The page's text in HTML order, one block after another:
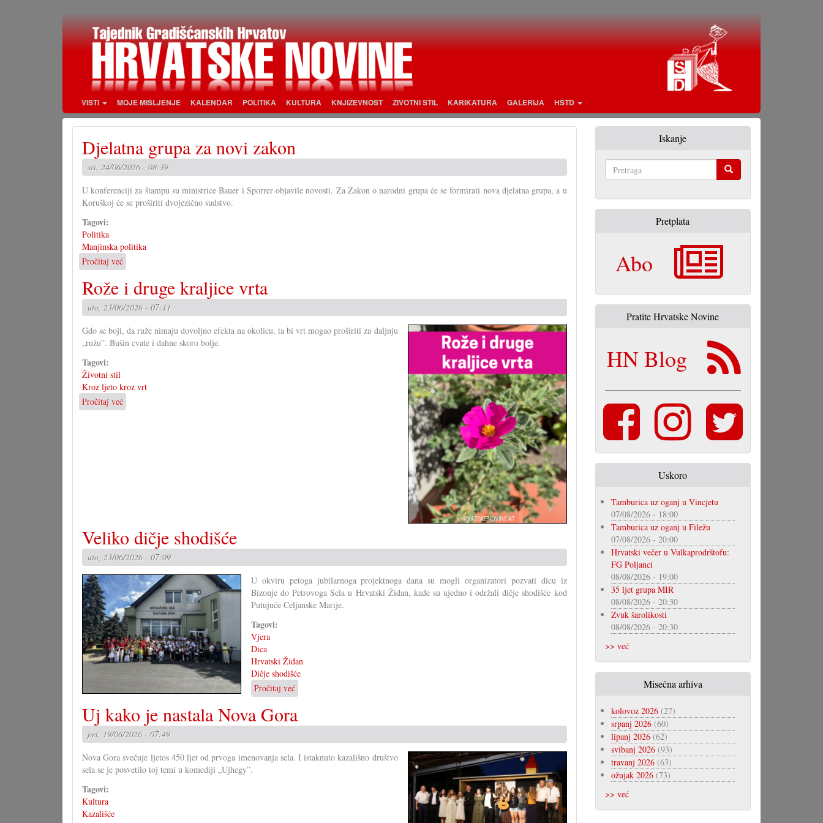
VISTI MOJE MIŠLJENJE KALENDAR POLITIKA KULTURA KNJIŽEVNOST ŽIVOTNI STIL KARIKATURA GALERIJA HŠTD
Djelatna grupa za novi zakon
sri, 24/06/2026 - 08:39
U konferenciji za štampu su ministrice Bauer i Sporrer objavile novosti. Za Zakon o narodni grupa će se formirati nova djelatna grupa, a u
Koruškoj će se proširiti dvojezično sudstvo.
Tagovi:
Politika
Manjinska politika
Pročitaj već
Djelatna
grupa
za
novi
Rože i druge kraljice vrta
uto, 23/06/2026 - 07:11
Gdo se boji, da ruže nimaju dovoljno efekta na okolicu, ta bi vrt mogao proširiti za daljnju
„ružu”. Bušin cvate i dahne skoro bolje.
Tagovi:
Životni stil
Kroz ljeto kroz vrt
Pročitaj već
Rože
Veliko dičje shodišće
uto, 23/06/2026 - 07:09
U okviru petoga jubilarnoga projektnoga dana su mogli organizatori pozvati dicu iz
Bizonje do Petrovoga Sela u Hrvatski Židan, kade su ujedno i održali dičje shodišće kod
Putujuće Celjanske Marije.
Tagovi:
Vjera
Dica
Hrvatski Židan
Dičje shodišće
Pročitaj već
Veliko
dičje
shodišće
Uj kako je nastala Nova Gora
pet, 19/06/2026 - 07:49
Nova Gora svečuje ljetos 450 ljet od prvoga imenovanja sela. I istaknuto kazališno društvo
sela se je posvetilo toj temi u komediji „Ujhegy”.
Tagovi:
Kultura
Kazališće
Iskanje
Pretplata
Abo
Pratite Hrvatske Novine
HN Blog
Uskoro
Tamburica uz oganj u Vincjetu
07/08/2026 - 18:00
Tamburica uz oganj u Filežu
07/08/2026 - 20:00
Hrvatski večer u Vulkaprodrštofu:
FG Poljanci
08/08/2026 - 19:00
35 ljet grupa MIR
08/08/2026 - 20:30
Zvuk šarolikosti
08/08/2026 - 20:30
>> već
Misečna arhiva
kolovoz 2026(27)
srpanj 2026(60)
lipanj 2026(62)
svibanj 2026(93)
travanj 2026(63)
ožujak 2026(73)
>> već